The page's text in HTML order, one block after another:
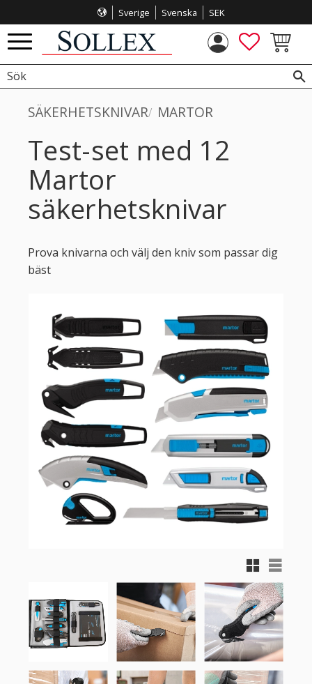
Meny
Sverige Svenska SEK
FAVORITER
SÄKERHETSKNIVAR MARTOR
Test-set med 12
Martor
säkerhetsknivar
Prova knivarna och välj den kniv som passar dig
bäst
Rutnätsvy
Listvy